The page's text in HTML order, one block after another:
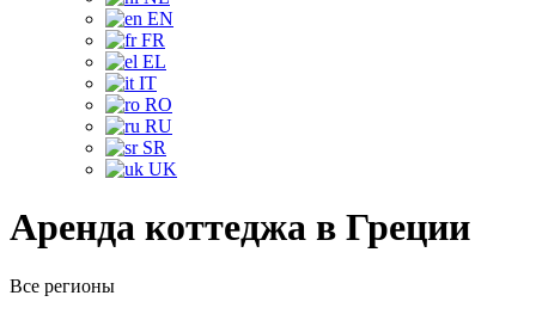
EN
FR
EL
IT
RO
RU
SR
UK
Аренда коттеджа в Греции
Все регионы